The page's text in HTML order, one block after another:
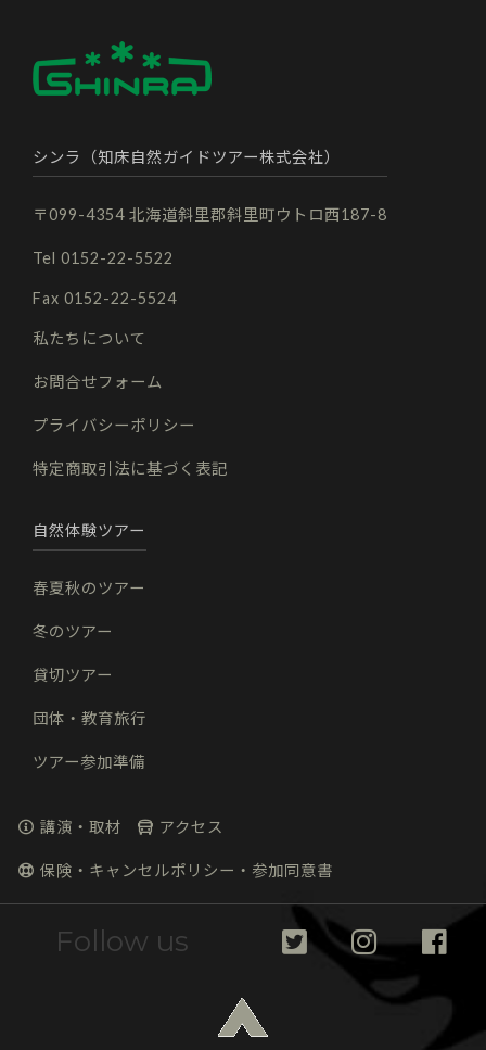
シンラ（知床自然ガイドツアー株式会社）
〒099-4354 北海道斜里郡斜里町ウトロ西187-8
Tel 0152-22-5522
Fax 0152-22-5524
私たちについて
お問合せフォーム
プライバシーポリシー
特定商取引法に基づく表記
自然体験ツアー
春夏秋のツアー
冬のツアー
貸切ツアー
団体・教育旅行
ツアー参加準備
講演・取材 アクセス
保険・キャンセルポリシー・参加同意書
Follow us